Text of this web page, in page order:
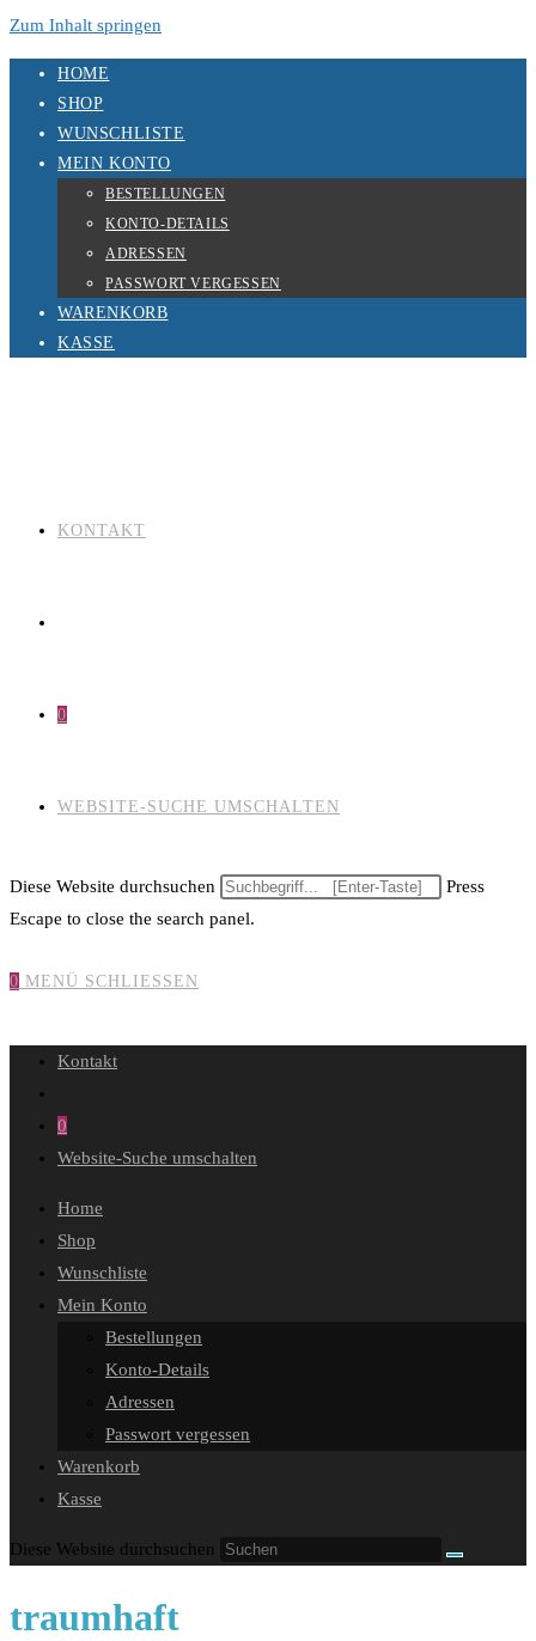
Zum Inhalt springen
HOME
SHOP
WUNSCHLISTE
MEIN KONTO
BESTELLUNGEN
KONTO-DETAILS
ADRESSEN
PASSWORT VERGESSEN
WARENKORB
KASSE
KONTAKT
0
WEBSITE-SUCHE UMSCHALTEN
Diese Website durchsuchen
Press
Escape to close the search panel.
0 MENÜ SCHLIESSEN
Kontakt
0
Website-Suche umschalten
Home
Shop
Wunschliste
Mein Konto
Bestellungen
Konto-Details
Adressen
Passwort vergessen
Warenkorb
Kasse
Diese Website durchsuchen
traumhaft